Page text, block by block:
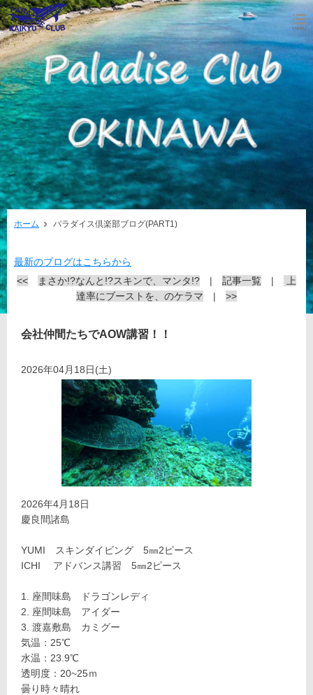
ホーム パラダイス倶楽部ブログ(PART1)
最新のブログはこちらから
<<
まさか!?なんと!?スキンで、マンタ!? | 記事一覧 |
上
達率にブーストを、のケラマ | >>
会社仲間たちでAOW講習！！
2026年04月18日(土)
2026年4月18日
慶良間諸島
YUMI スキンダイビング 5㎜2ピース
ICHI アドバンス講習 5㎜2ピース
座間味島 ドラゴンレディ
座間味島 アイダー
渡嘉敷島 カミグー
気温：25℃
水温：23.9℃
透明度：20~25ｍ
曇り時々晴れ